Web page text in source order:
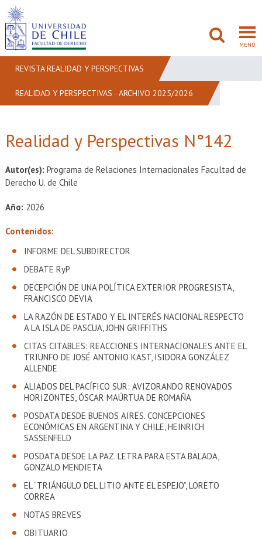
MENÚ
Académicos Estudiantes
Egresados Funcionarios
REVISTA REALIDAD Y PERSPECTIVAS
REALIDAD Y PERSPECTIVAS - ARCHIVO 2025/2026
Realidad y Perspectivas N°142
Autor(es): Programa de Relaciones Internacionales Facultad de
Derecho U. de Chile
Año: 2026
Contenidos:
INFORME DEL SUBDIRECTOR
DEBATE RyP
DECEPCIÓN DE UNA POLÍTICA EXTERIOR PROGRESISTA,
FRANCISCO DEVIA
LA RAZÓN DE ESTADO Y EL INTERÉS NACIONAL RESPECTO
A LA ISLA DE PASCUA, JOHN GRIFFITHS
CITAS CITABLES: REACCIONES INTERNACIONALES ANTE EL
TRIUNFO DE JOSÉ ANTONIO KAST, ISIDORA GONZÁLEZ
ALLENDE
ALIADOS DEL PACÍFICO SUR: AVIZORANDO RENOVADOS
HORIZONTES, ÓSCAR MAÚRTUA DE ROMAÑA
POSDATA DESDE BUENOS AIRES. CONCEPCIONES
ECONÓMICAS EN ARGENTINA Y CHILE, HEINRICH
SASSENFELD
POSDATA DESDE LA PAZ. LETRA PARA ESTA BALADA,
GONZALO MENDIETA
EL “TRIÁNGULO DEL LITIO ANTE EL ESPEJO”, LORETO
CORREA
NOTAS BREVES
OBITUARIO